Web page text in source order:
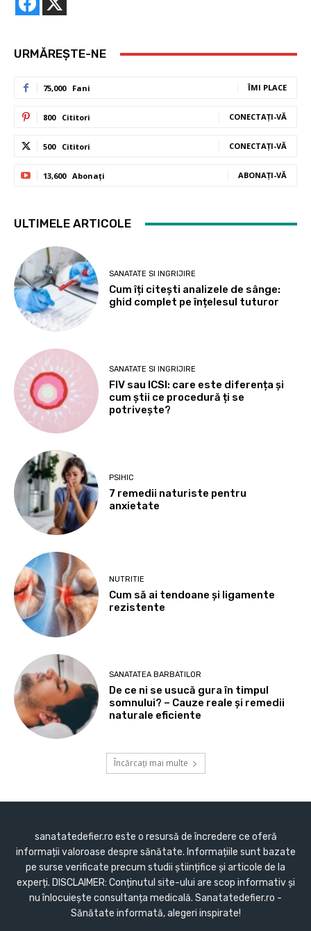
URMĂREȘTE-NE
75,000 Fani ÎMI PLACE
800 Cititori CONECTAȚI-VĂ
500 Cititori CONECTAȚI-VĂ
13,600 Abonați ABONAȚI-VĂ
ULTIMELE ARTICOLE
SANATATE SI INGRIJIRE
Cum îți citești analizele de sânge:
ghid complet pe înțelesul tuturor
SANATATE SI INGRIJIRE
FIV sau ICSI: care este diferența și
cum știi ce procedură ți se
potrivește?
PSIHIC
7 remedii naturiste pentru
anxietate
NUTRITIE
Cum să ai tendoane şi ligamente
rezistente
SANATATEA BARBATILOR
De ce ni se usucă gura în timpul
somnului? – Cauze reale și remedii
naturale eficiente
Încărcați mai multe
sanatatedefier.ro este o resursă de încredere ce oferă
informații valoroase despre sănătate. Informațiile sunt bazate
pe surse verificate precum studii științifice și articole de la
experți. DISCLAIMER: Conținutul site-ului are scop informativ și
nu înlocuiește consultanța medicală. Sanatatedefier.ro -
Sănătate informată, alegeri inspirate!